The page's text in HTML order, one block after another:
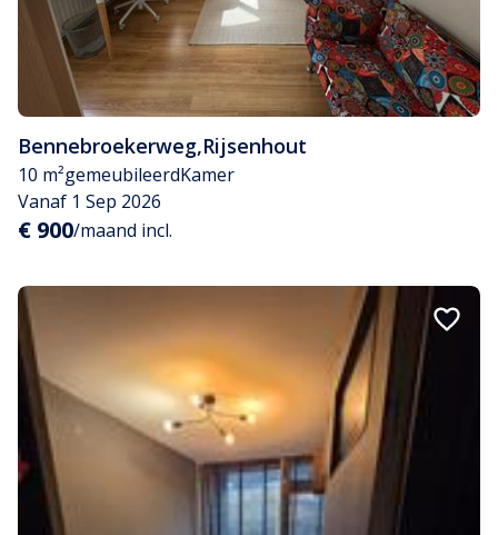
Bennebroekerweg,Rijsenhout
10 m²gemeubileerdKamer
Vanaf 1 Sep 2026
€ 900/maand incl.